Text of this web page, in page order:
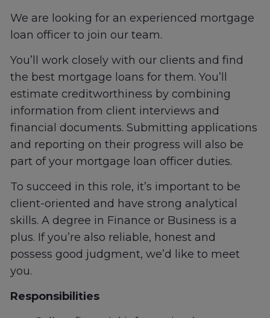
We are looking for an experienced mortgage
loan officer to join our team.
You’ll work closely with our clients and find
the best mortgage loans for them. You’ll
estimate creditworthiness by combining
information from client interviews and
financial documents. Submitting applications
and reporting on their progress will also be
part of your mortgage loan officer duties.
To succeed in this role, it’s important to be
client-oriented and have strong analytical
skills. A degree in Finance or Business is a
plus. If you’re also reliable, honest and
possess good judgment, we’d like to meet
you.
Responsibilities